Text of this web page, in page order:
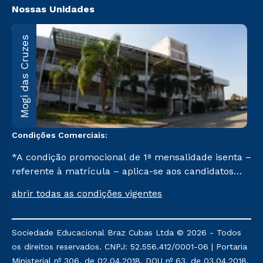
Nossas Unidades
Mogi das Cruzes
Condições Comerciais:
*A condição promocional de 1ª mensalidade isenta –
referente à matrícula – aplica-se aos candidatos
na prova on-line ou agendada, que ofertam bolsas
semestre de 2023, que ainda não tenham efetivado
e/ou não tenham cancelado ou trancado sua
matrícula em uma das Instituições da Cruzeiro do
abrir todas as condições vigentes
Sociedade Educacional Braz Cubas Ltda © 2026 - Todos
os direitos reservados. CNPJ: 52.556.412/0001-06 | Portaria
Ministerial nº 306, de 02.04.2018, DOU nº 63, de 03.04.2018,